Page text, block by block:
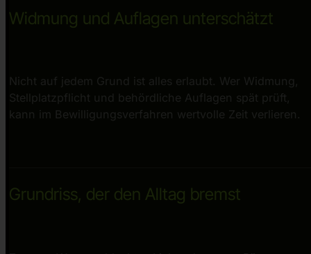
Widmung und Auflagen unterschätzt
Nicht auf jedem Grund ist alles erlaubt. Wer Widmung,
Stellplatzpflicht und behördliche Auflagen spät prüft,
kann im Bewilligungsverfahren wertvolle Zeit verlieren.
Grundriss, der den Alltag bremst